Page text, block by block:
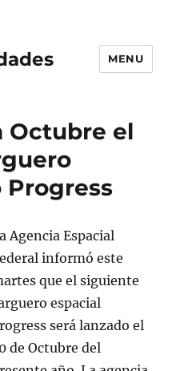
MENU
Octubre el
Progress
Agencia Espacial
informó este
que el siguiente
espacial
será lanzado el
de Octubre del